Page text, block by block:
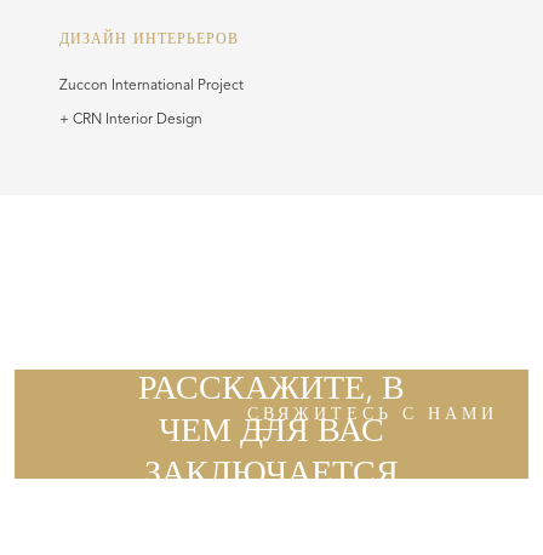
ДИЗАЙН ИНТЕРЬЕРОВ
Zuccon International Project
+ CRN Interior Design
РАССКАЖИТЕ, В
ЧЕМ ДЛЯ ВАС
ЗАКЛЮЧАЕТСЯ
СВЯЖИТЕСЬ С НАМИ